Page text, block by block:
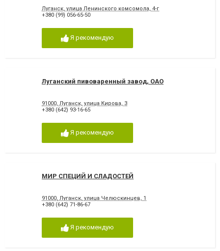
Луганск, улица Ленинского комсомола, 4-г
+380 (99) 056-65-50
Я рекомендую
Луганский пивоваренный завод, ОАО
91000, Луганск, улица Кирова, 3
+380 (642) 93-16-65
Я рекомендую
МИР СПЕЦИЙ И СЛАДОСТЕЙ
91000, Луганск, улица Челюскинцев, 1
+380 (642) 71-86-67
Я рекомендую